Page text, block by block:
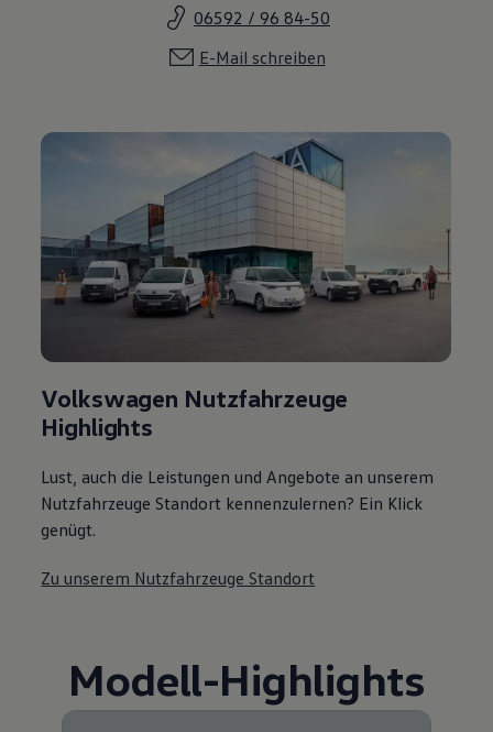
06592 / 96 84-50
E-Mail schreiben
Volkswagen Nutzfahrzeuge
Highlights
Lust, auch die Leistungen und Angebote an unserem
Nutzfahrzeuge Standort kennenzulernen? Ein Klick
genügt.
Zu unserem Nutzfahrzeuge Standort
Modell-Highlights